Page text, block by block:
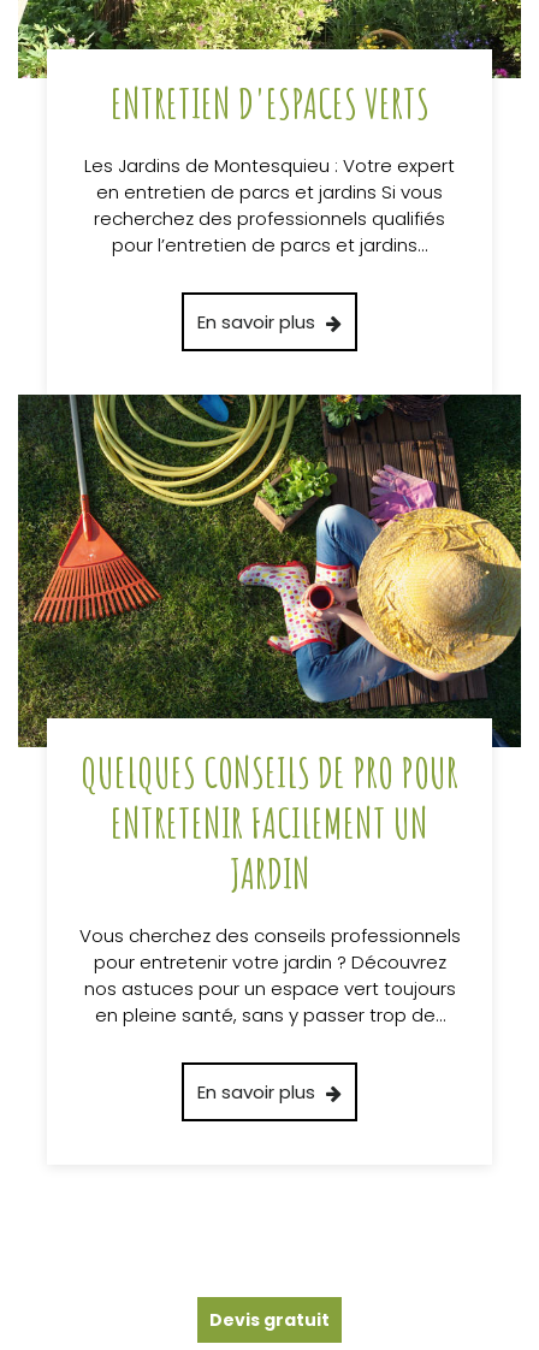
ENTRETIEN D'ESPACES VERTS
Les Jardins de Montesquieu : Votre expert
en entretien de parcs et jardins Si vous
recherchez des professionnels qualifiés
pour l’entretien de parcs et jardins…
En savoir plus
QUELQUES CONSEILS DE PRO POUR
ENTRETENIR FACILEMENT UN
JARDIN
Vous cherchez des conseils professionnels
pour entretenir votre jardin ? Découvrez
nos astuces pour un espace vert toujours
en pleine santé, sans y passer trop de…
En savoir plus
Devis gratuit